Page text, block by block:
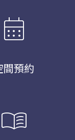
calendar_month
間預約
menu_book